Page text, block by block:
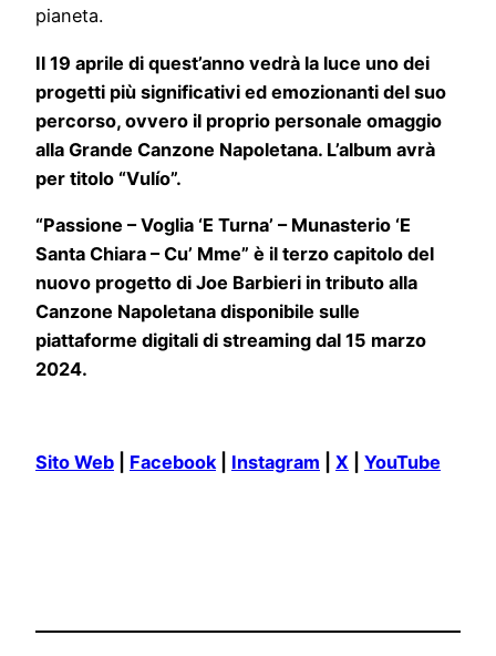
pianeta.
Il 19 aprile di quest’anno vedrà la luce uno dei
progetti più significativi ed emozionanti del suo
percorso, ovvero il proprio personale omaggio
alla Grande Canzone Napoletana. L’album avrà
per titolo “Vulío”.
“Passione – Voglia ‘E Turna’ – Munasterio ‘E
Santa Chiara – Cu’ Mme” è il terzo capitolo del
nuovo progetto di Joe Barbieri in tributo alla
Canzone Napoletana disponibile sulle
piattaforme digitali di streaming dal 15 marzo
2024.
Sito Web Facebook| Instagram X YouTube